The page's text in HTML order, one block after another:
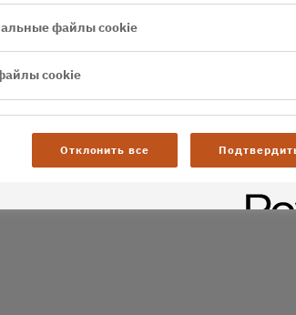
файлы cookie
cookie
Отклонить все